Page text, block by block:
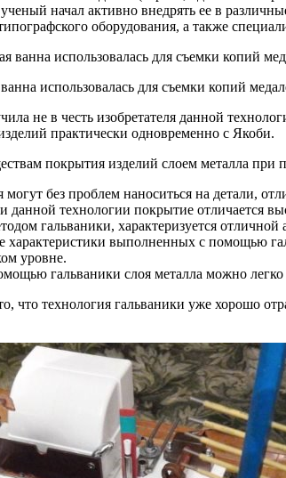
начал активно внедрять ее в
оборудования, а также
использовалась для съемки копий
не в честь изобретателя данной
практически одновременно с Якоби.
покрытия изделий слоем металла
могут без проблем наноситься на детали,
технологии покрытие отличается
гальваники, характеризуется отличной
характеристики выполненных с помощью
уровне.
гальваники слоя металла можно легко
что технология гальваники уже хорошо